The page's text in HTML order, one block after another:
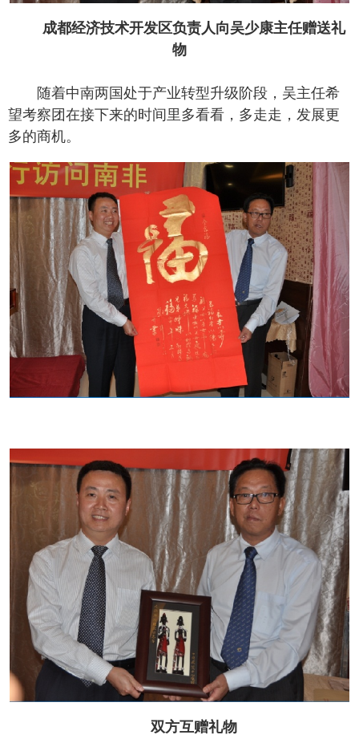
成都经济技术开发区负责人向吴少康主任赠送礼
物
随着中南两国处于产业转型升级阶段，吴主任希
望考察团在接下来的时间里多看看，多走走，发展更
多的商机。
双方互赠礼物